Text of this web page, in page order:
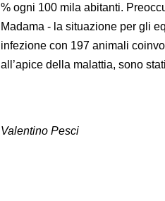
% ogni 100 mila abitanti.
Madama - la situazione per gli
infezione con 197 animali
all’apice della malattia, sono
Valentino Pesci